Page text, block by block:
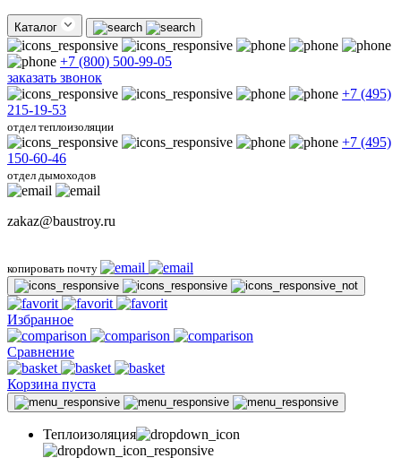
Каталог
+7 (800) 500-99-05
заказать звонок
+7 (495)
215-19-53
отдел теплоизоляции
+7 (495)
150-60-46
отдел дымоходов
zakaz@baustroy.ru
копировать почту
Избранное
Сравнение
Корзина пуста
Теплоизоляция